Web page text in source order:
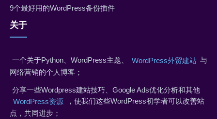
9个最好用的WordPress备份插件
关于
一个关于Python、WordPress主题、 WordPress外贸建站 与
网络营销的个人博客；
分享一些Wordpress建站技巧、Google Ads优化分析和其他
WordPress资源
，使我们这些WordPress初学者可以改善站
点，共同进步；